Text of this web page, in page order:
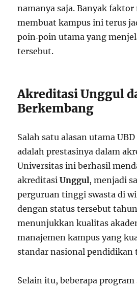
namanya saja. Banyak faktor
membuat kampus ini terus
poin‑poin utama yang
tersebut.
Akreditasi Unggul
Berkembang
Salah satu alasan utama
adalah prestasinya dalam
Universitas ini berhasil
akreditasiUnggul, menjadi
perguruan tinggi swasta di
dengan status tersebut
menunjukkan kualitas
manajemen kampus yang
standar nasional pendidikan
Selain itu, beberapa